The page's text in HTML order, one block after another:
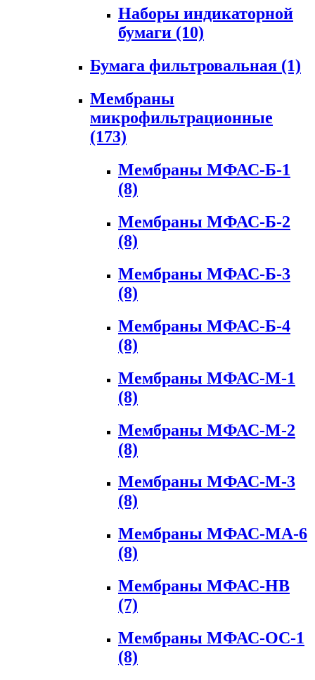
Наборы индикаторной
бумаги (10)
Бумага фильтровальная (1)
Мембраны
микрофильтрационные
(173)
Мембраны МФАС-Б-1
(8)
Мембраны МФАС-Б-2
(8)
Мембраны МФАС-Б-3
(8)
Мембраны МФАС-Б-4
(8)
Мембраны МФАС-М-1
(8)
Мембраны МФАС-М-2
(8)
Мембраны МФАС-М-3
(8)
Мембраны МФАС-МА-6
(8)
Мембраны МФАС-НВ
(7)
Мембраны МФАС-ОС-1
(8)